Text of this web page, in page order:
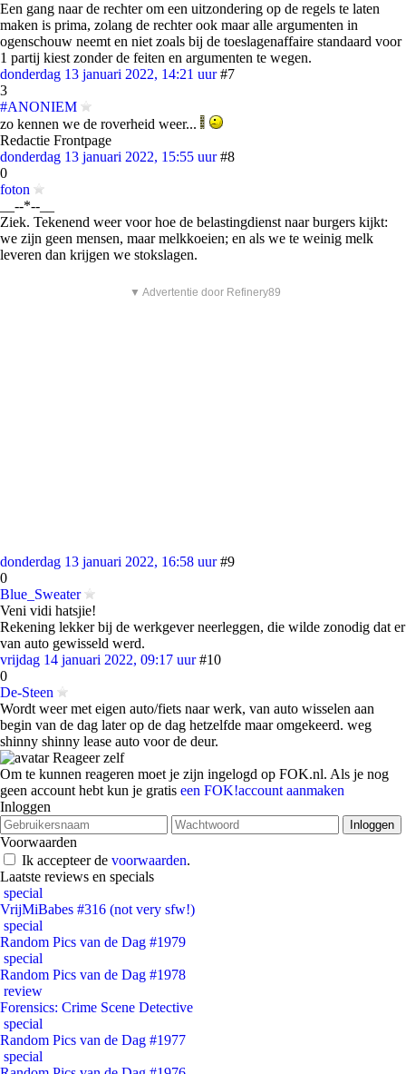
Een gang naar de rechter om een uitzondering op de regels te laten
maken is prima, zolang de rechter ook maar alle argumenten in
ogenschouw neemt en niet zoals bij de toeslagenaffaire standaard voor
1 partij kiest zonder de feiten en argumenten te wegen.
donderdag 13 januari 2022, 14:21 uur #7
3
#ANONIEM
zo kennen we de roverheid weer...
Redactie Frontpage
donderdag 13 januari 2022, 15:55 uur #8
0
foton
__--*--__
Ziek. Tekenend weer voor hoe de belastingdienst naar burgers kijkt:
we zijn geen mensen, maar melkkoeien; en als we te weinig melk
leveren dan krijgen we stokslagen.
▼ Advertentie door Refinery89
donderdag 13 januari 2022, 16:58 uur #9
0
Blue_Sweater
Veni vidi hatsjie!
Rekening lekker bij de werkgever neerleggen, die wilde zonodig dat er
van auto gewisseld werd.
vrijdag 14 januari 2022, 09:17 uur #10
0
De-Steen
Wordt weer met eigen auto/fiets naar werk, van auto wisselen aan
begin van de dag later op de dag hetzelfde maar omgekeerd. weg
shinny shinny lease auto voor de deur.
Reageer zelf
Om te kunnen reageren moet je zijn ingelogd op FOK.nl. Als je nog
geen account hebt kun je gratis een FOK!account aanmaken
Inloggen
Voorwaarden
Ik accepteer de voorwaarden.
Laatste reviews en specials
special
VrijMiBabes #316 (not very sfw!)
special
Random Pics van de Dag #1979
special
Random Pics van de Dag #1978
review
Forensics: Crime Scene Detective
special
Random Pics van de Dag #1977
special